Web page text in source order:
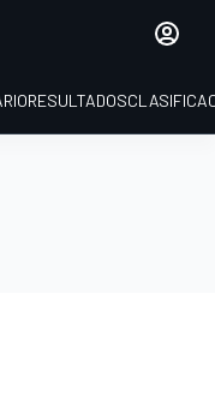
RESULTADOS